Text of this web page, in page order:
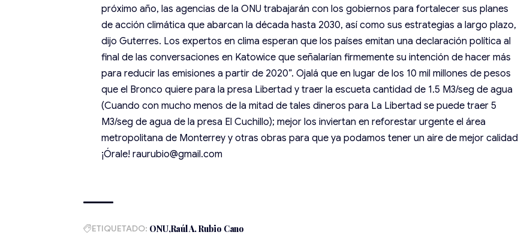
próximo año, las agencias de la ONU trabajarán con los gobiernos para fortalecer sus planes
de acción climática que abarcan la década hasta 2030, así como sus estrategias a largo plazo,
dijo Guterres. Los expertos en clima esperan que los países emitan una declaración política al
final de las conversaciones en Katowice que señalarían firmemente su intención de hacer más
para reducir las emisiones a partir de 2020”. Ojalá que en lugar de los 10 mil millones de pesos
que el Bronco quiere para la presa Libertad y traer la escueta cantidad de 1.5 M3/seg de agua
(Cuando con mucho menos de la mitad de tales dineros para La Libertad se puede traer 5
M3/seg de agua de la presa El Cuchillo); mejor los inviertan en reforestar urgente el área
metropolitana de Monterrey y otras obras para que ya podamos tener un aire de mejor calidad
¡Órale! raurubio@gmail.com
ETIQUETADO: ONU Raúl A. Rubio Cano